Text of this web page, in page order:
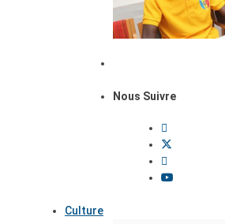
Nous Suivre
Culture